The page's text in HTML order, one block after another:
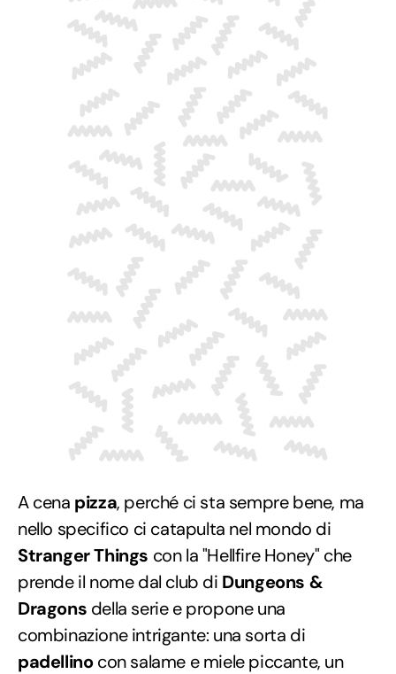
A cena pizza, perché ci sta sempre bene, ma
nello specifico ci catapulta nel mondo di
Stranger Things con la "Hellfire Honey" che
prende il nome dal club di Dungeons &
Dragons della serie e propone una
combinazione intrigante: una sorta di
padellinocon salame e miele piccante, un